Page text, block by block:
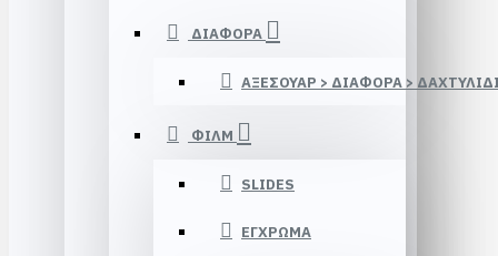
ΔΙΑΦΟΡΑ
ΑΞΕΣΟΥΑΡ > ΔΙΑΦΟΡΑ >
ΦΙΛΜ
SLIDES
ΕΓΧΡΩΜΑ